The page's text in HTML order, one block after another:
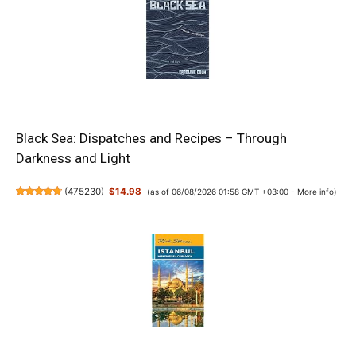
Black Sea: Dispatches and Recipes – Through
Darkness and Light
(475230) $14.98 (as of 06/08/2026 01:58 GMT +03:00 - More info)